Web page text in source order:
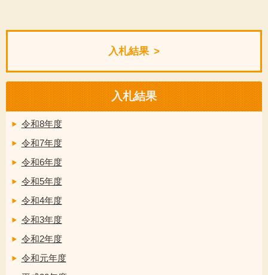
入札結果
入札結果
令和8年度
令和7年度
令和6年度
令和5年度
令和4年度
令和3年度
令和2年度
令和元年度